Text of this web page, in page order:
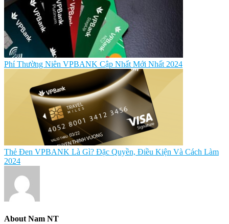
Phí Thường Niên VPBANK Cập Nhất Mới Nhất 2024
Thẻ Đen VPBANK Là Gì? Đặc Quyền, Điều Kiện Và Cách Làm
2024
AboutNam NT